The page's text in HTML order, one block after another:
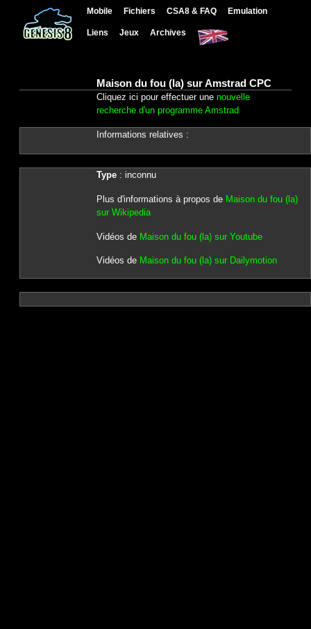
Mobile Fichiers CSA8 & FAQ Emulation
Liens Jeux Archives
Maison du fou (la) sur Amstrad CPC
Cliquez ici pour effectuer une nouvelle
recherche d'un programme Amstrad
Informations relatives :
Type: inconnu
Plus d'informations à propos de Maison du fou (la)
sur Wikipedia
Vidéos de Maison du fou (la) sur Youtube
Vidéos de Maison du fou (la) sur Dailymotion